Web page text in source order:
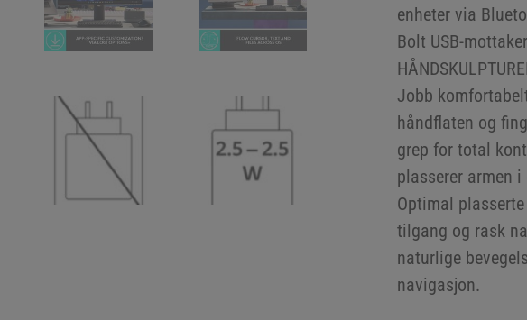
enheter via
Bolt USB-
Jobb
håndflaten og
grep for total
plasserer armen
Optimal
tilgang og rask
naturlige
navigasjon.